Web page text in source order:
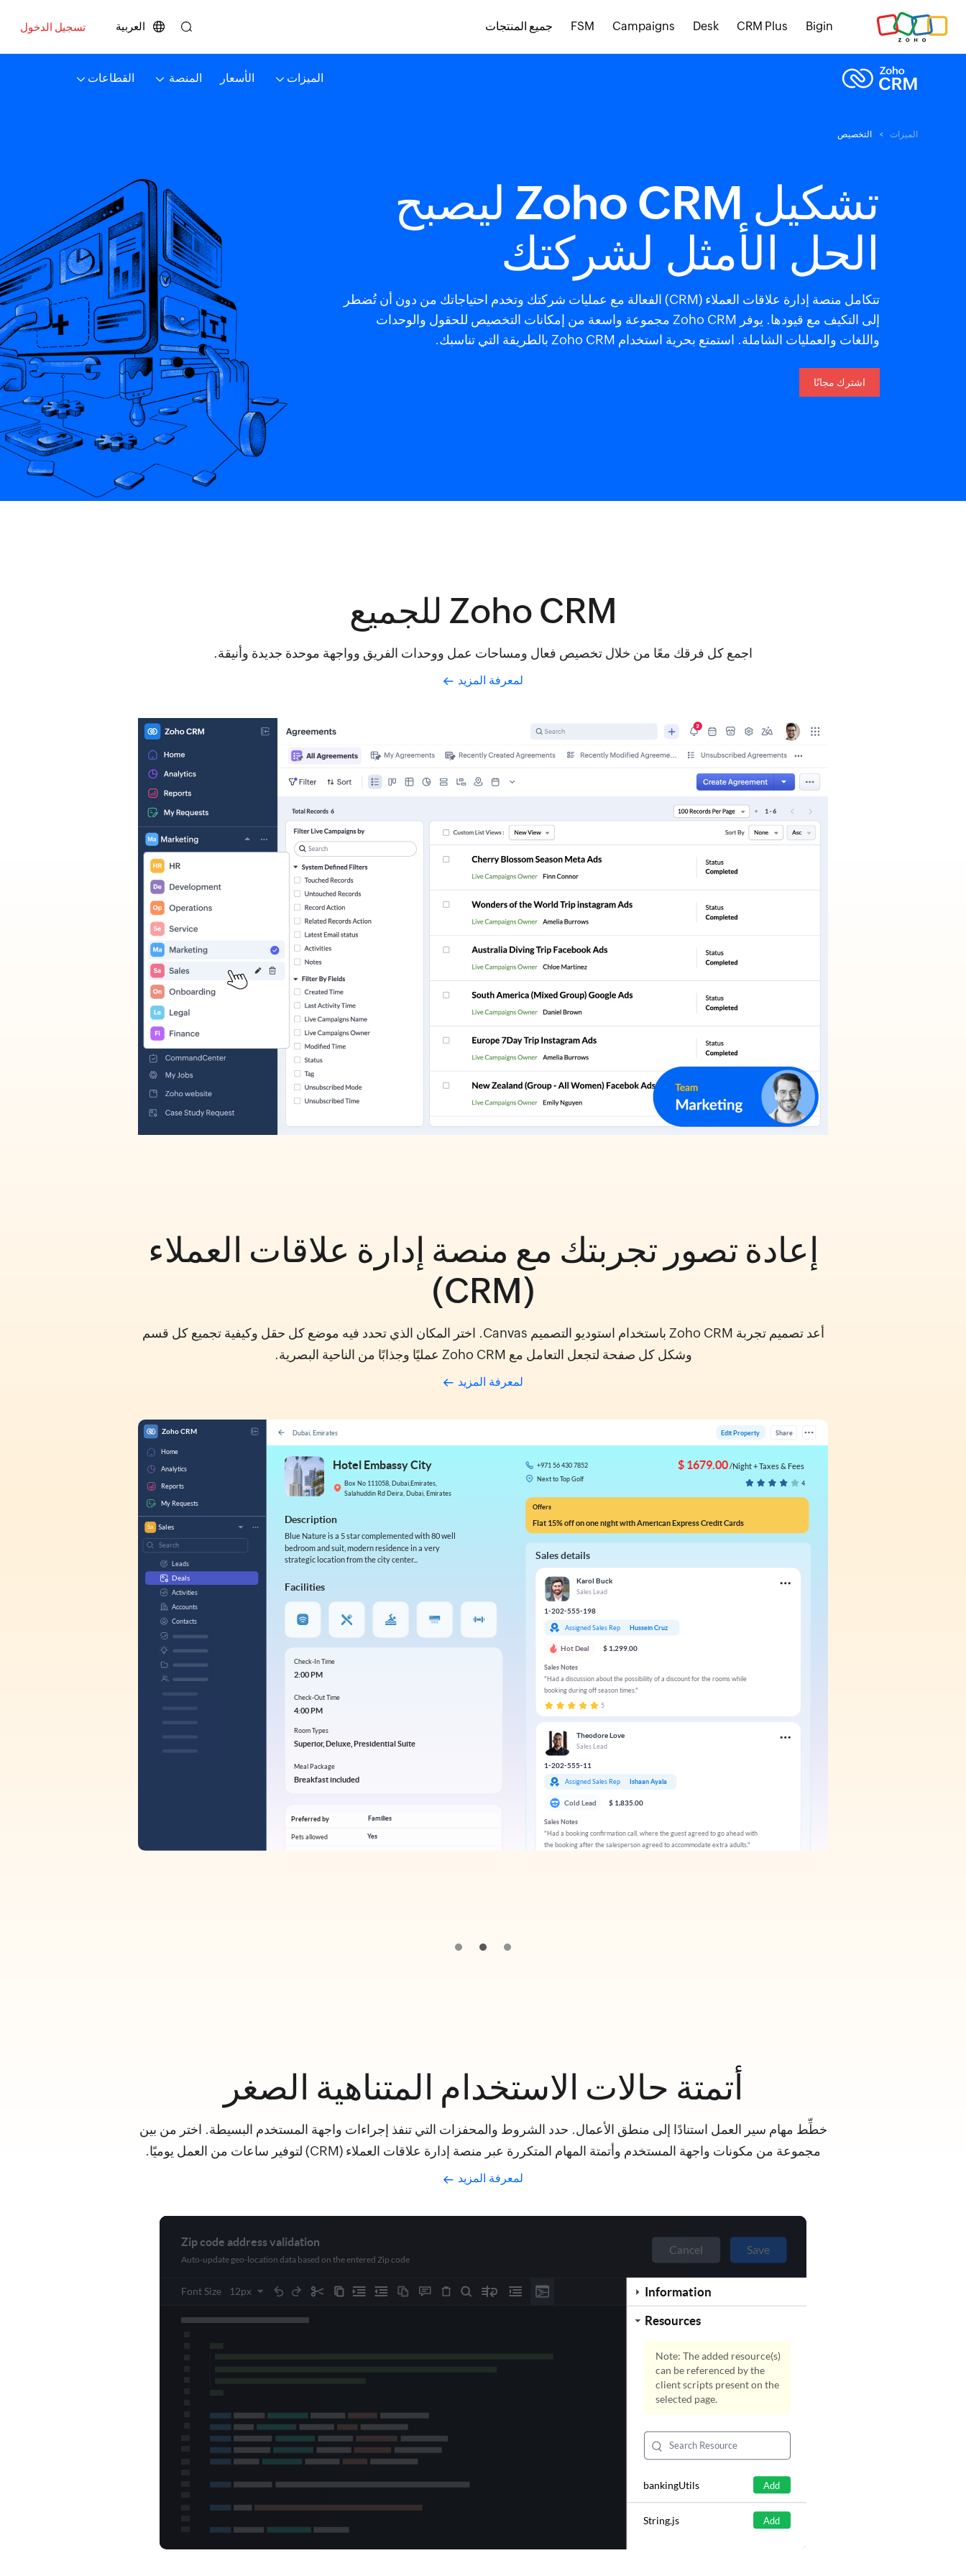
Bigin
CRM Plus
Desk
Campaigns
FSM جميع المنتجات العربية تسجيل الدخول
الميزات الأسعار المنصة القطاعات
الميزات التخصيص
تشكيل Zoho CRM ليصبح
الحل الأمثل لشركتك
تتكامل منصة إدارة علاقات العملاء (CRM) الفعالة مع عمليات شركتك وتخدم احتياجاتك من دون أن تُضطر
إلى التكيف مع قيودها. يوفر Zoho CRM مجموعة واسعة من إمكانات التخصيص للحقول والوحدات
واللغات والعمليات الشاملة. استمتع بحرية استخدام Zoho CRM بالطريقة التي تناسبك.
اشترك مجانًا
Zoho CRM للجميع
اجمع كل فرقك معًا من خلال تخصيص فعال ومساحات عمل ووحدات الفريق وواجهة موحدة جديدة وأنيقة.
لمعرفة المزيد
إعادة تصور تجربتك مع منصة إدارة علاقات العملاء
(CRM)
أعد تصميم تجربة Zoho CRM باستخدام استوديو التصميم Canvas. اختر المكان الذي تحدد فيه موضع كل حقل وكيفية تجميع كل قسم
وشكل كل صفحة لتجعل التعامل مع Zoho CRM عمليًا وجذابًا من الناحية البصرية.
لمعرفة المزيد
أتمتة حالات الاستخدام المتناهية الصغر
خطِّط مهام سير العمل استنادًا إلى منطق الأعمال. حدد الشروط والمحفزات التي تنفذ إجراءات واجهة المستخدم البسيطة. اختر من بين
مجموعة من مكونات واجهة المستخدم وأتمتة المهام المتكررة عبر منصة إدارة علاقات العملاء (CRM) لتوفير ساعات من العمل يوميًا.
لمعرفة المزيد